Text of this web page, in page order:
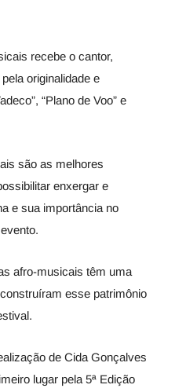
recebe o cantor,
originalidade e
“Plano de Voo” e
são as melhores
enxergar e
e sua importância no
afro-musicais têm uma
esse patrimônio
de Cida Gonçalves
lugar pela 5ª Edição